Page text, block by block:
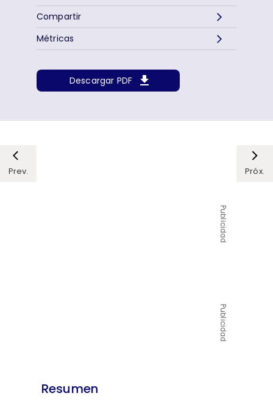
Descargar PDF
Métricas
Compartir
Prev. Próx.
Publicidad
Publicidad
Resumen